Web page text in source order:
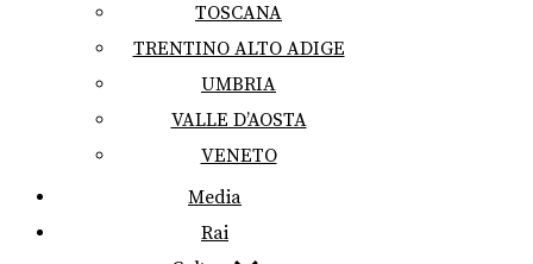
TOSCANA
TRENTINO ALTO ADIGE
UMBRIA
VALLE D’AOSTA
VENETO
Media
Rai